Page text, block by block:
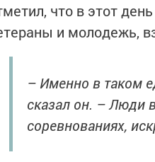
что в этот
и молодежь,
– Именно в таком
сказал он. – Люди
соревнованиях,